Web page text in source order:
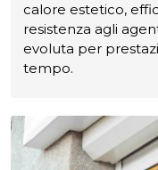
calore estetico,
resistenza agli
evoluta per
tempo.